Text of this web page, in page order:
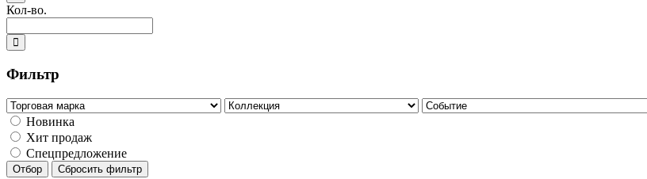
Кол-во.
Фильтр
Новинка
Хит продаж
Спецпредложение
Отбор Сбросить фильтр